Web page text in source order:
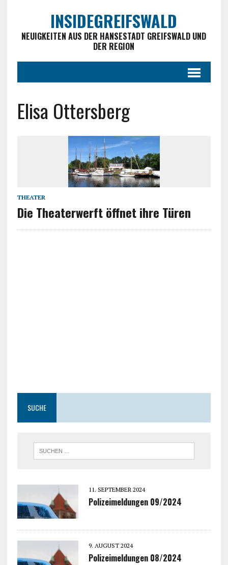
INSIDEGREIFSWALD
NEUIGKEITEN AUS DER HANSESTADT GREIFSWALD UND
DER REGION
Elisa Ottersberg
THEATER
Die Theaterwerft öffnet ihre Türen
SUCHE
11. SEPTEMBER 2024
Polizeimeldungen 09/2024
9. AUGUST 2024
Polizeimeldungen 08/2024